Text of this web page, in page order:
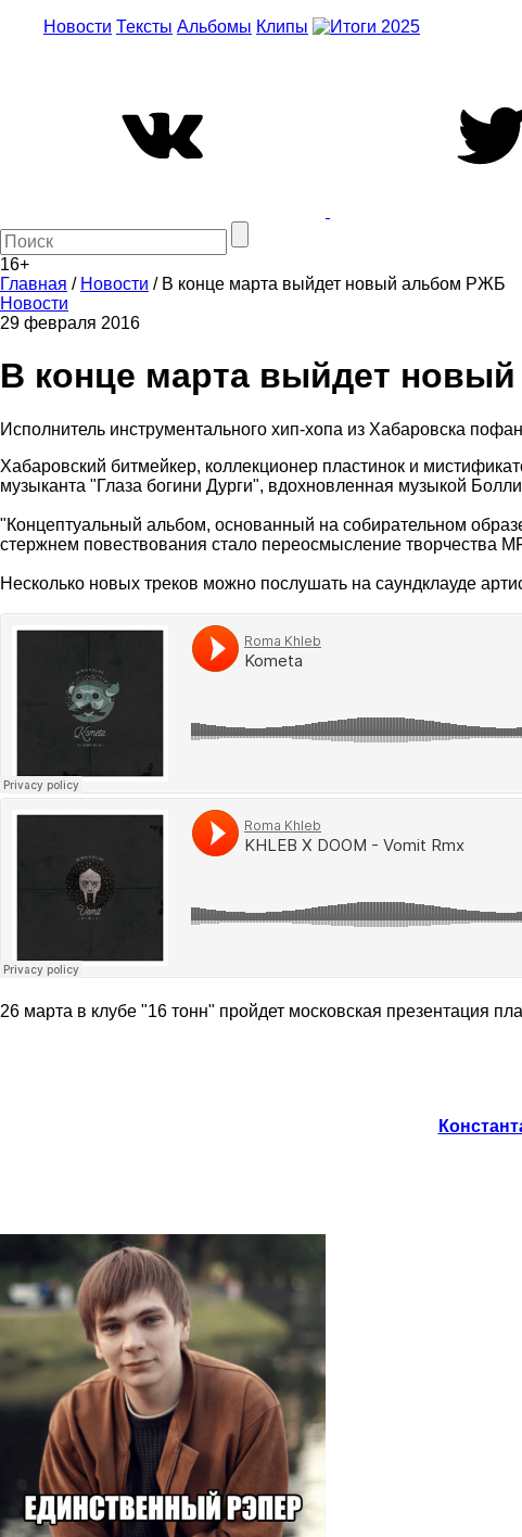
Новости Тексты Альбомы Клипы
16+
Главная / Новости / В конце марта выйдет новый альбом РЖБ
Новости
29 февраля 2016
В конце марта выйдет
Исполнитель инструментального хип-хопа из Хабаровска
Хабаровский битмейкер, коллекционер пластинок и
музыканта "Глаза богини Дурги", вдохновленная музыкой
"Концептуальный альбом, основанный на собирательном
стержнем повествования стало переосмысление творчества
Несколько новых треков можно послушать на саундклауде
26 марта в клубе "16 тонн" пройдет московская презентация